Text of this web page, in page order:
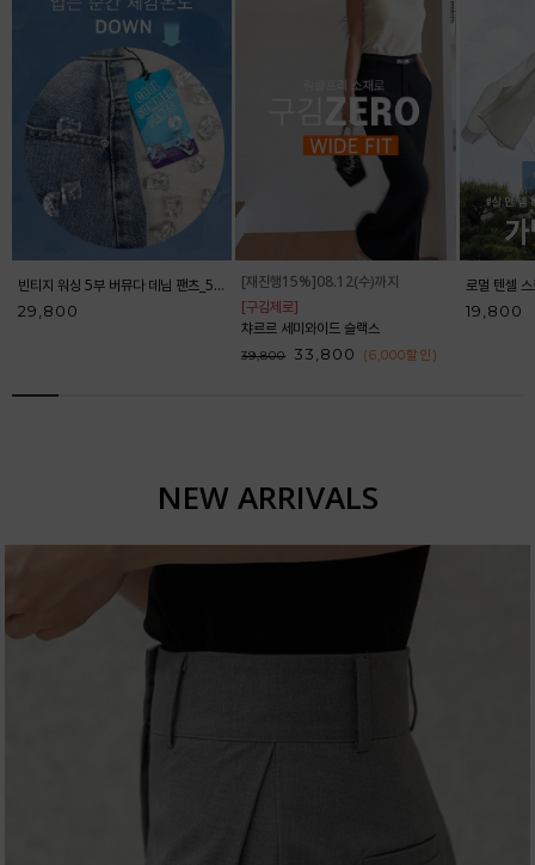
빈티지 워싱 5부 버뮤다 데님 팬츠_52DP598
29,800
[재진행15%]08.12(수)까지
[구김제로]
챠르르 세미와이드 슬랙스
39,800 33,800 (6,000할인 )
19,800
NEW ARRIVALS